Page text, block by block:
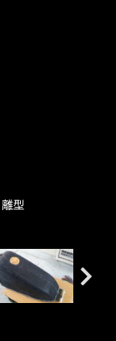
型